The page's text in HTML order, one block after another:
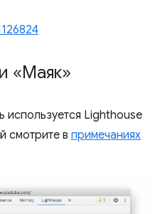
«Маяк»
используется Lighthouse
смотрите в примечаниях